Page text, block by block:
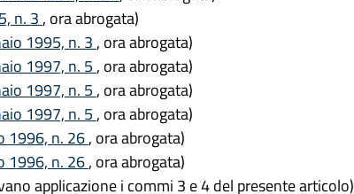
n. 3 , ora abrogata)
1995, n. 3 , ora abrogata)
1997, n. 5 , ora abrogata)
1997, n. 5 , ora abrogata)
1997, n. 5 , ora abrogata)
1996, n. 26, ora abrogata)
1996, n. 26, ora abrogata)
applicazione i commi 3 e 4 del presente articolo)